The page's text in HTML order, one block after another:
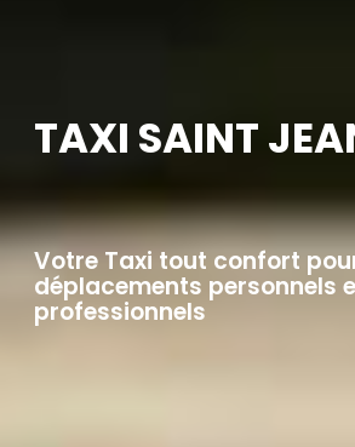
TAXI SAINT
Votre Taxi tout confort
déplacements personnels
professionnels